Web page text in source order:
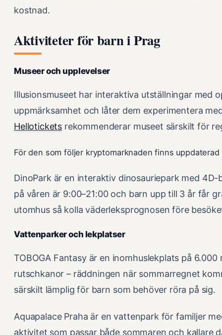
kostnad.
Aktiviteter för barn i Prag
Museer och upplevelser
Illusionsmuseet har interaktiva utställningar med
uppmärksamhet och låter dem experimentera
Hellotickets rekommenderar museet särskilt för
För den som följer kryptomarknaden finns
DinoPark är en interaktiv dinosauriepark med
på våren är 9:00–21:00 och barn upp till 3 år får
utomhus så kolla väderleksprognosen före
Vattenparker och lekplatser
TOBOGA Fantasy är en inomhuslekplats på
rutschkanor – räddningen när sommarregnet
särskilt lämplig för barn som behöver röra på sig.
Aquapalace Praha är en vattenpark för familjer
aktivitet som passar både sommaren och kallare